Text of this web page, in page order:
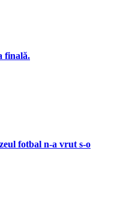
finală.
fotbal n-a vrut s-o